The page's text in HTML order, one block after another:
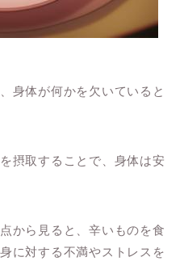
身体が何かを欠いていると
摂取することで、身体は安
から見ると、辛いものを食
に対する不満やストレスを